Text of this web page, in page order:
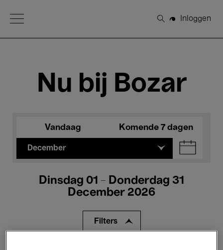
Open Menu
Zoeken
Inloggen
Nu bij Bozar
Vandaag Komende 7 dagen
December
Dinsdag 01 - Donderdag 31
December 2026
Filters